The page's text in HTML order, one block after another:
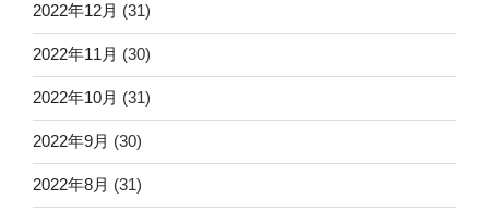
2022年12月 (31)
2022年11月 (30)
2022年10月 (31)
2022年9月 (30)
2022年8月 (31)